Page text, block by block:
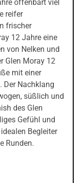
offenbart viel
reifer
frischer
12 Jahre eine
von Nelken und
Glen Moray 12
mit einer
Der Nachklang
süßlich und
des Glen
Gefühl und
Begleiter
Runden.